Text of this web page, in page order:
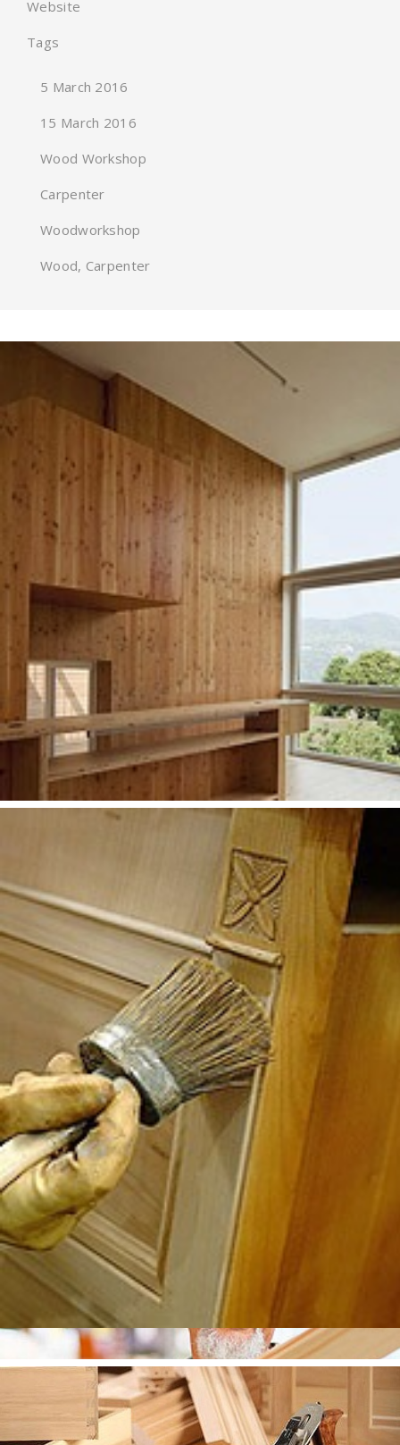
Website
Tags
5 March 2016
15 March 2016
Wood Workshop
Carpenter
Woodworkshop
Wood, Carpenter